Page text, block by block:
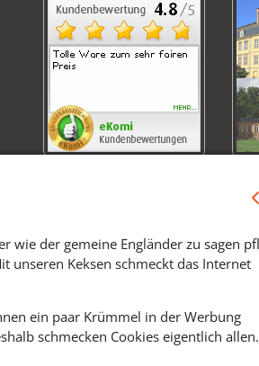
wie der gemeine Engländer zu sagen
unseren Keksen schmeckt das Internet
ein paar Krümmel in der Werbung
schmecken Cookies eigentlich